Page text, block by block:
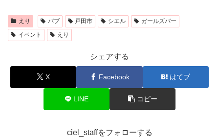
えり パブ 戸田市 シエル
ガールズバー
イベント
えり
シェアする
X Facebook はてブ
LINE コピー
ciel_staffをフォローする